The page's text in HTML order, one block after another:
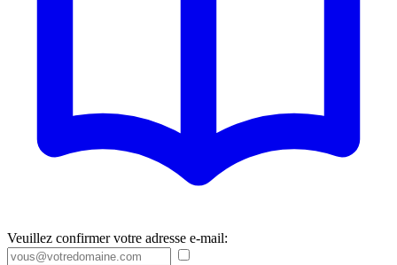
Veuillez confirmer votre adresse e-mail: